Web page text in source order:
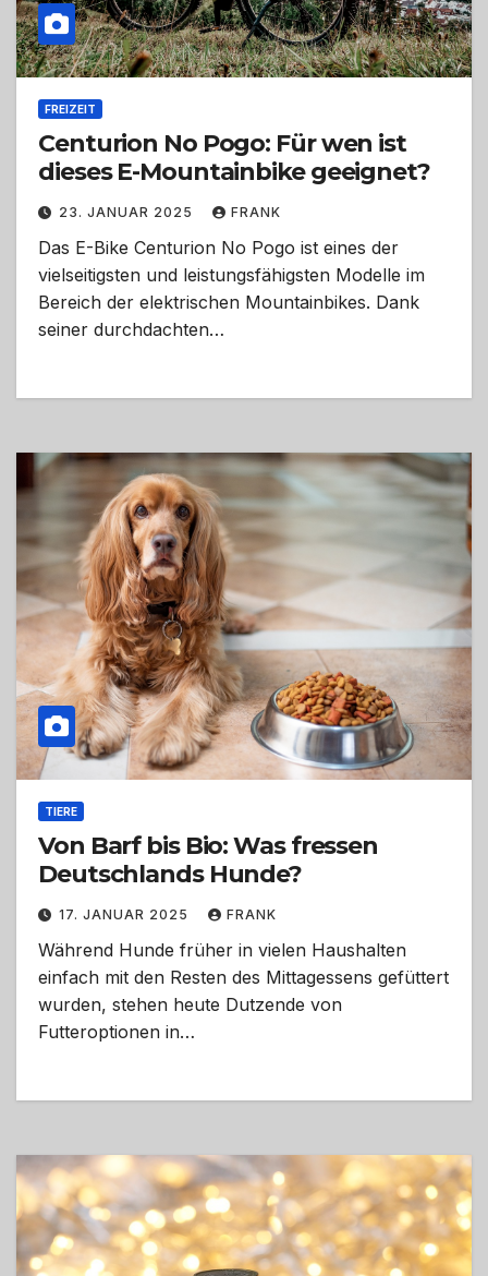
FREIZEIT
Centurion No Pogo: Für wen ist
dieses E-Mountainbike geeignet?
23. JANUAR 2025 FRANK
Das E-Bike Centurion No Pogo ist eines der
vielseitigsten und leistungsfähigsten Modelle im
Bereich der elektrischen Mountainbikes. Dank
seiner durchdachten…
TIERE
Von Barf bis Bio: Was fressen
Deutschlands Hunde?
17. JANUAR 2025 FRANK
Während Hunde früher in vielen Haushalten
einfach mit den Resten des Mittagessens gefüttert
wurden, stehen heute Dutzende von
Futteroptionen in…